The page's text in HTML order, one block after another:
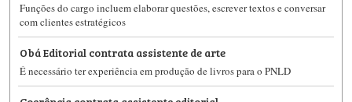
Funções do cargo incluem elaborar questões, escrever textos e conversar
com clientes estratégicos
Obá Editorial contrata assistente de arte
É necessário ter experiência em produção de livros para o PNLD